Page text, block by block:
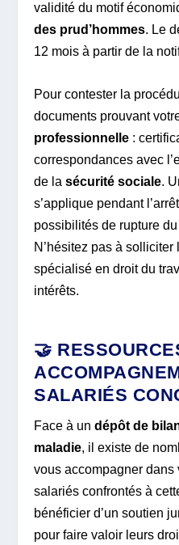
validité du motif
des prud’hommes. Le
12 mois à partir de la
Pour contester la
documents prouvant
professionnelle :
correspondances avec
de lasécurité sociale.
s’applique pendant
possibilités de rupture
N’hésitez pas à solliciter
spécialisé en droit du
intérêts.
🤝
SALARIÉS
Face à undépôt de
maladie, il existe de
vous accompagner dans
salariés confrontés à
bénéficier d’un soutien
pour faire valoir leurs